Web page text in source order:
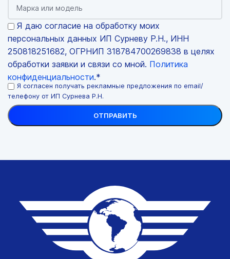
Я даю согласие на обработку моих
персональных данных ИП Сурневу Р.Н., ИНН
250818251682, ОГРНИП 318784700269838 в целях
обработки заявки и связи со мной. Политика
конфиденциальности.*
Я согласен получать рекламные предложения по email/
телефону от ИП Сурнева Р.Н.